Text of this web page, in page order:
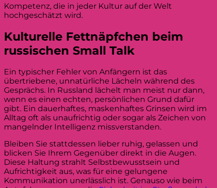
Kompetenz, die in jeder Kultur auf der Welt
hochgeschätzt wird.
Kulturelle Fettnäpfchen beim
russischen Small Talk
Ein typischer Fehler von Anfängern ist das
übertriebene, unnatürliche Lächeln während des
Gesprächs. In Russland lächelt man meist nur dann,
wenn es einen echten, persönlichen Grund dafür
gibt. Ein dauerhaftes, maskenhaftes Grinsen wird im
Alltag oft als unaufrichtig oder sogar als Zeichen von
mangelnder Intelligenz missverstanden.
Bleiben Sie stattdessen lieber ruhig, gelassen und
blicken Sie Ihrem Gegenüber direkt in die Augen.
Diese Haltung strahlt Selbstbewusstsein und
Aufrichtigkeit aus, was für eine gelungene
Kommunikation unerlässlich ist. Genauso wie beim